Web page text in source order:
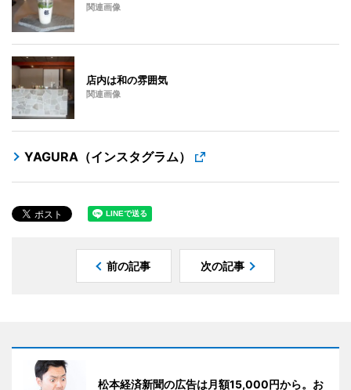
関連画像
店内は和の雰囲気
関連画像
YAGURA（インスタグラム）
前の記事 次の記事
松本経済新聞の広告は月額15,000円から。お